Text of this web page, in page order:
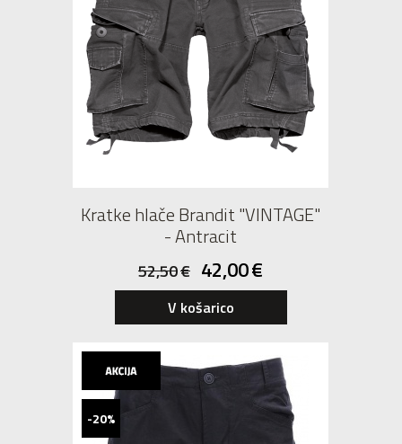
Kratke hlače Brandit "VINTAGE"
- Antracit
52,50€ 42,00€
V košarico
-20%